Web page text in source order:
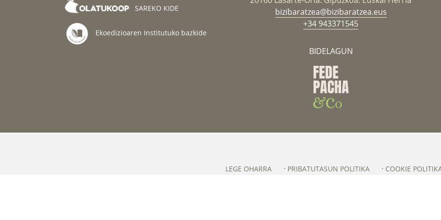
SAREKO KIDE
Ekoedizioaren Institutuko bazkide
bizibaratzea@bizibaratzea.eus
+34 943371545
BIDELAGUN
LEGE OHARRA PRIBATUTASUN POLITIKA COOKIE